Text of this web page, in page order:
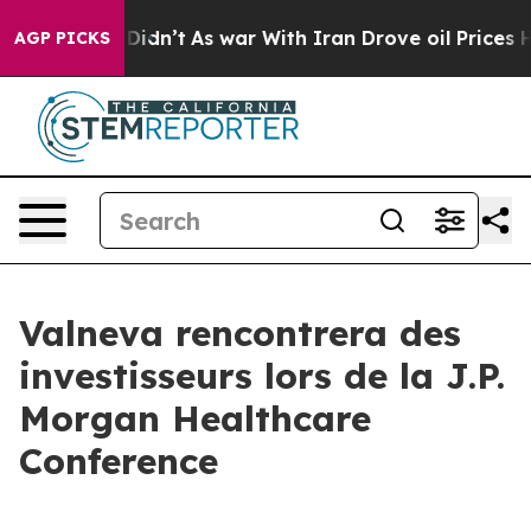
AGP PICKS
it Didn’t As war With Iran Drove oil Prices
Valneva rencontrera des
investisseurs lors de la J.P.
Morgan Healthcare
Conference